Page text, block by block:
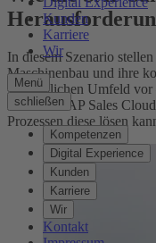
Kunden
Karriere
Wir
Menü
schließen
Kompetenzen
Digital Experience
Kunden
Karriere
Wir
Kontakt
In diesem Szenario
Maschinenbau und ihre
vertrieblichen Umfeld
Falle die SAP Sales
Prozessen diese lösen